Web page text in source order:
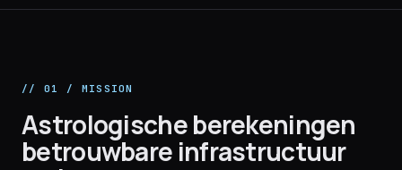
// 01 / MISSION
Astrologische berekeningen
betrouwbare infrastructuur